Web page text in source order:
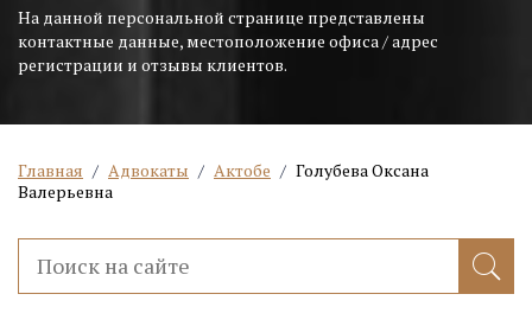
На данной персональной странице представлены
контактные данные, местоположение офиса / адрес
регистрации и отзывы клиентов.
Главная / Адвокаты / Актобе / Голубева Оксана
Валерьевна